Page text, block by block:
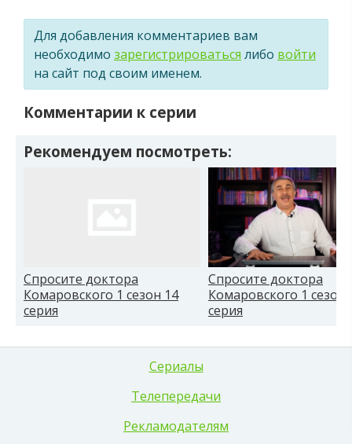
Для добавления комментариев вам
необходимо зарегистрироваться либо войти
на сайт под своим именем.
Комментарии к серии
Рекомендуем посмотреть:
Спросите доктора
Комаровского 1 сезон 14
серия
Спросите доктора
Комаровского 1 сезон
серия
Сериалы
Телепередачи
Рекламодателям